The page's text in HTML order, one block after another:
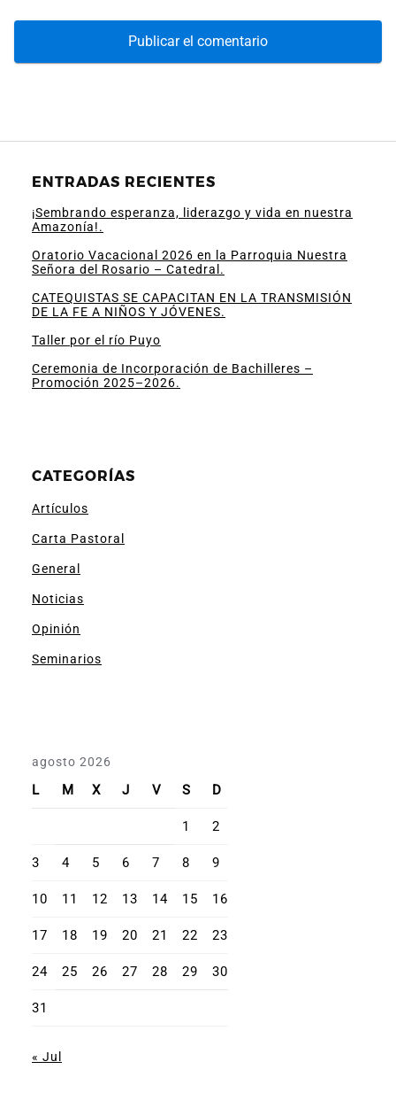
ENTRADAS RECIENTES
¡Sembrando esperanza, liderazgo y vida en nuestra
Amazonía!.
Oratorio Vacacional 2026 en la Parroquia Nuestra
Señora del Rosario – Catedral.
CATEQUISTAS SE CAPACITAN EN LA TRANSMISIÓN
DE LA FE A NIÑOS Y JÓVENES.
Taller por el río Puyo
Ceremonia de Incorporación de Bachilleres –
Promoción 2025–2026.
CATEGORÍAS
Artículos
Carta Pastoral
General
Noticias
Opinión
Seminarios
agosto 2026
L M X J V S D
1 2
3 4 5 6 7 8 9
10 11 12 13 14 15 16
17 18 19 20 21 22 23
24 25 26 27 28 29 30
31
« Jul